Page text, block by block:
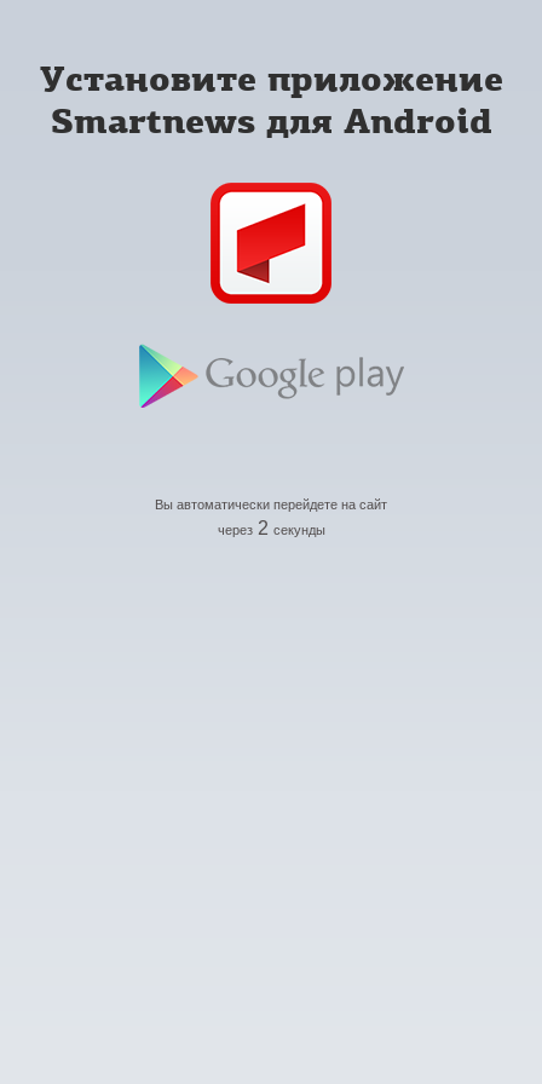
Установите приложение
Smartnews для Android
Вы автоматически перейдете на сайт
через 2 секунды